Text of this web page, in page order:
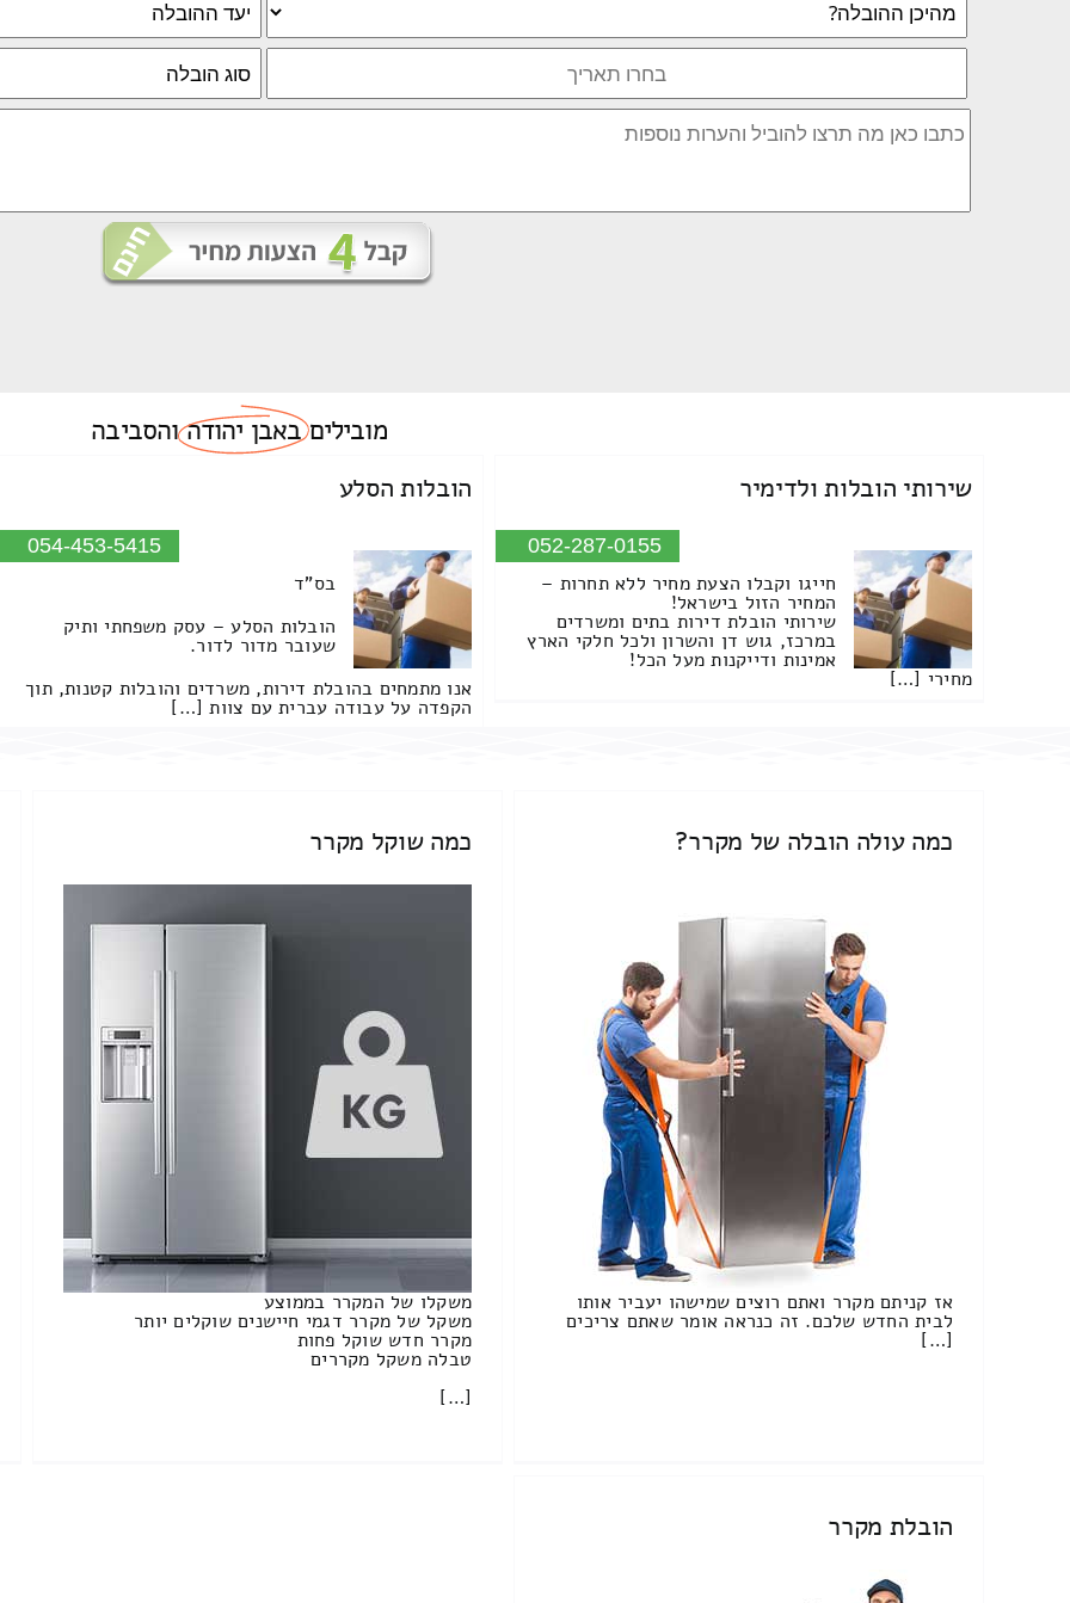
מוביליםבאבן יהודהוהסביבה
שירותי הובלות ולדימיר
052-287-0155
חייגו וקבלו הצעת מחיר ללא תחרות –
המחיר הזול בישראל!
שירותי הובלת דירות בתים ומשרדים
במרכז, גוש דן והשרון ולכל חלקי הארץ
אמינות ודייקנות מעל הכל!
מחירי […]
הובלות הסלע
054-453-5415
בס"ד
הובלות הסלע – עסק משפחתי ותיק
שעובר מדור לדור.
אנו מתמחים בהובלת דירות, משרדים והובלות קטנות, תוך
הקפדה על עבודה עברית עם צוות […]
כמה עולה הובלה של מקרר?
אז קניתם מקרר ואתם רוצים שמישהו יעביר אותו
לבית החדש שלכם. זה כנראה אומר שאתם צריכים
[…]
כמה שוקל מקרר
משקלו של המקרר בממוצע
משקל של מקרר דגמי חיישנים שוקלים יותר
מקרר חדש שוקל פחות
טבלה משקל מקררים
[…]
הובלת מקרר